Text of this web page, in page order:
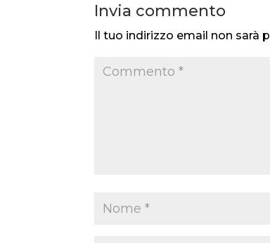
Invia commento
Il tuo indirizzo email non sarà